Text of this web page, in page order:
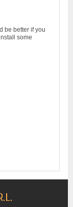
be better if you
some